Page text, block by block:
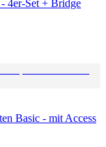
4er-Set + Bridge
Basic - mit Access